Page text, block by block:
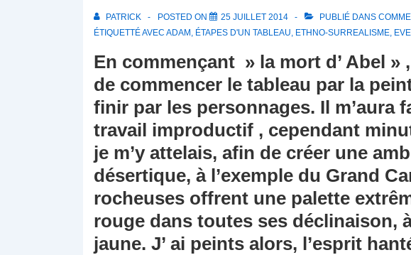
PATRICK POSTED ON 25 JUILLET 2014 PUBLIÉ DANS
ÉTIQUETTÉ AVEC ADAM , ÉTAPES D'UN TABLEAU, ETHNO-SURREALISME, EVE
En commençant » la mort d’ Abel »
de commencer le tableau par la
finir par les personnages. Il m’aura
travail improductif , cependant
je m’y attelais, afin de créer une
désertique, à l’exemple du Grand
rocheuses offrent une palette
rouge dans toutes ses déclinaison,
jaune. J’ ai peints alors, l’esprit